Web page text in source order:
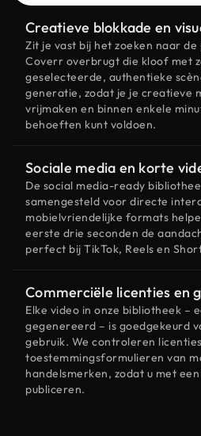
Creatieve blokkade en
Zit je vast bij het zoeken naar
Coverr overbrugt die kloof met
geselecteerde, authentieke
generatie, zodat je je creatieve
vrijmaken en binnen enkele
behoeften kunt voldoen.
Sociale media en korte
De social media-ready
samengesteld voor directe
mobielvriendelijke formats
eerste drie seconden de
perfect bij TikTok, Reels en
Commerciële licenties en
Elke video in onze bibliotheek –
gegenereerd – is goedgekeurd
gebruik. We controleren
toestemmingsformulieren van
handelsmerken, zodat u met
publiceren.